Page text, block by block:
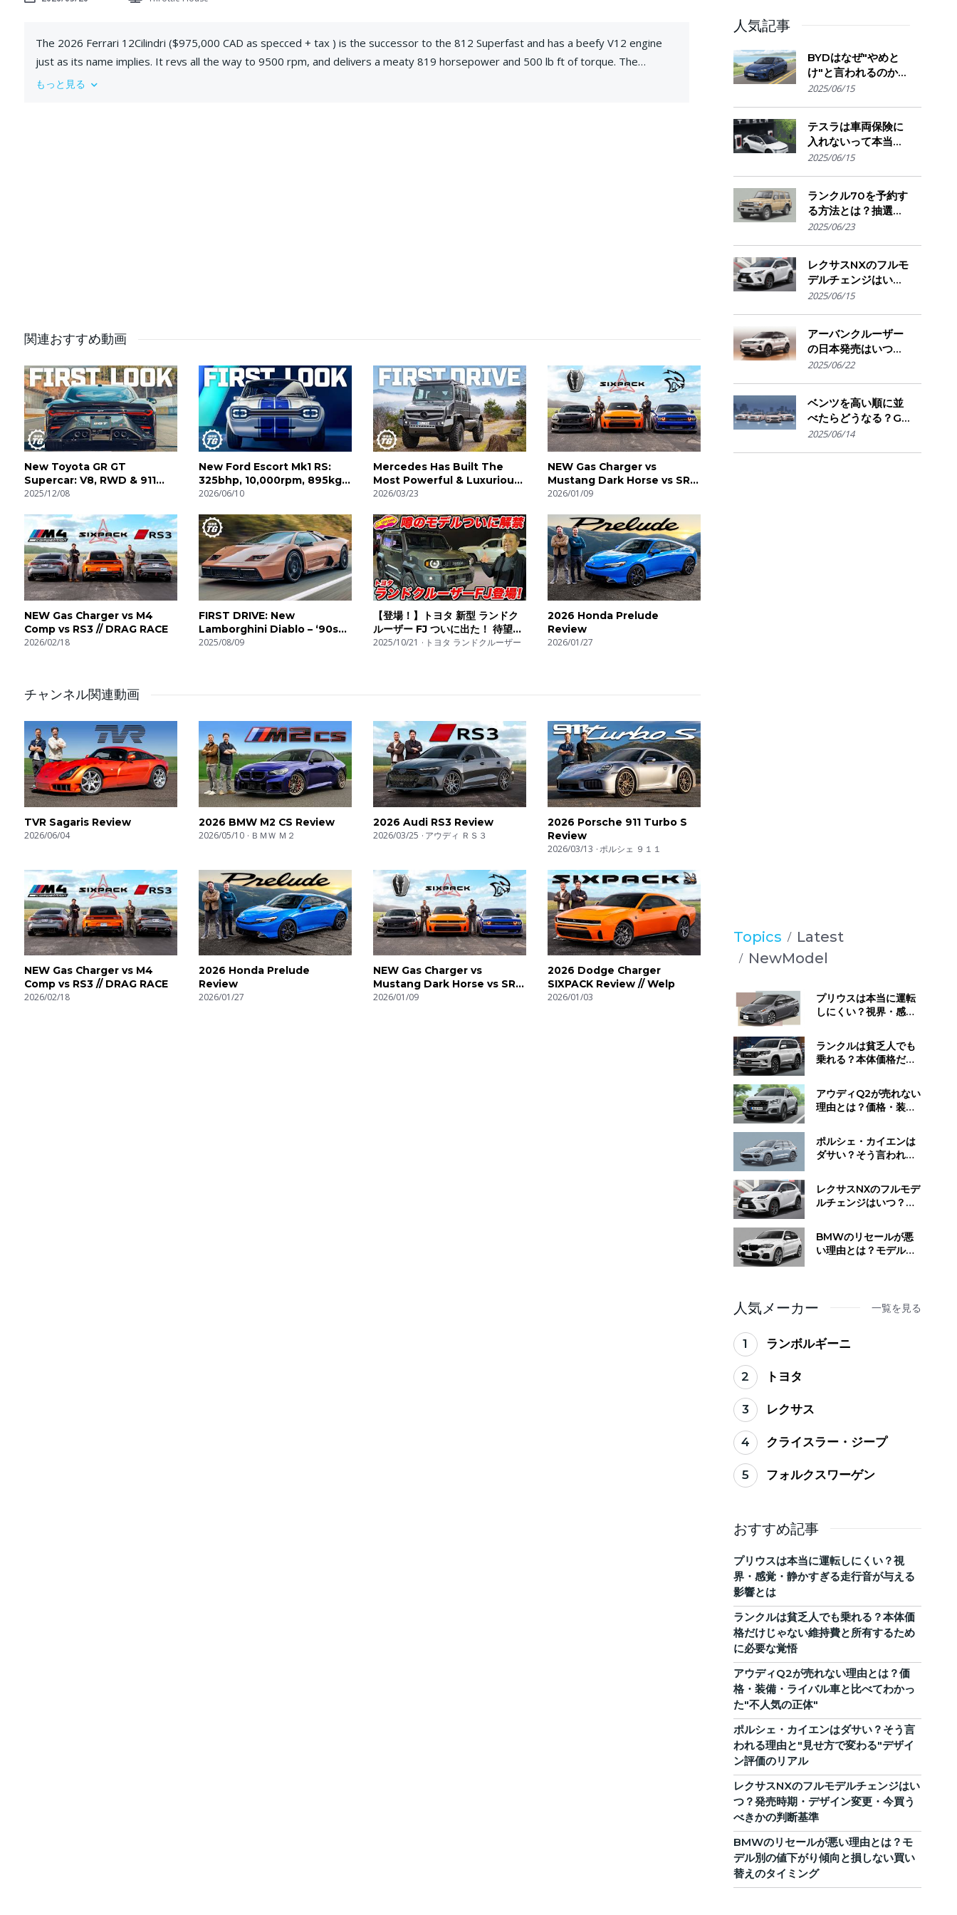
The 2026 Ferrari 12Cilindri ($975,000 CAD as specced + tax ) is the successor to the 812 Superfast and has a beefy V12 engine
just as its name implies. It revs all the way to 9500 rpm, and delivers a meaty 819 horsepower and 500 lb ft of torque. The
12Cilindri also offers a new exterior and interior design that seems to have some people divided. But how does it drive? And at
EXTRA THROTTLE HOUSE!
Throttle House Merch!
https://www.thethrottlehouse.com/merchandise/
Instagram!
https://www.instagram.com/thethrottlehouse/
#Ferrari #12Cilindri #V1
もっと見る
関連おすすめ動画
New Toyota GR GT
Supercar: V8, RWD & 911
GT3 Money! | 4K
2025/12/08
New Ford Escort Mk1 RS:
325bhp, 10,000rpm, 895kg! |
4K
2026/06/10
Mercedes Has Built The
Most Powerful & Luxurious
Unimog Ever! | 4K
2026/03/23
NEW Gas Charger vs
Mustang Dark Horse vs SRT
Hellcat // DRAG RACE
2026/01/09
NEW Gas Charger vs M4
Comp vs RS3 // DRAG RACE
2026/02/18
FIRST DRIVE: New
Lamborghini Diablo – ‘90s
Icon Reborn!
2025/08/09
【登場！】トヨタ 新型 ランドク
ルーザー FJ ついに出た！ 待望の
末っ子は オフも本格派！
2025/10/21 トヨタ ランドクルーザー
2026 Honda Prelude
Review
2026/01/27
チャンネル関連動画
TVR Sagaris Review
2026/06/04
2026 BMW M2 CS Review
2026/05/10 ＢＭＷ Ｍ２
2026 Audi RS3 Review
2026/03/25 アウディ ＲＳ３
2026 Porsche 911 Turbo S
Review
2026/03/13 ポルシェ ９１１
NEW Gas Charger vs M4
Comp vs RS3 // DRAG RACE
2026/02/18
2026 Honda Prelude
Review
2026/01/27
NEW Gas Charger vs
Mustang Dark Horse vs SRT
Hellcat // DRAG RACE
2026/01/09
2026 Dodge Charger
SIXPACK Review // Welp
2026/01/03
人気記事
BYDはなぜ"やめと
け"と言われるのか？
購入を迷う人が気に
解説
2025/06/15
テスラは車両保険に
入れないって本当？
保険会社の対応とオ
2025/06/15
ランクル70を予約す
る方法とは？抽選方
式・販売店選び・購
2025/06/23
レクサスNXのフルモ
デルチェンジはい
つ？発売時期・デザ
2025/06/15
アーバンクルーザー
の日本発売はいつ？
国内導入の可能性と
2025/06/22
ベンツを高い順に並
べたらどうなる？G
クラスからSマイバ
2025/06/14
Topics
Latest
NewModel
プリウスは本当に運転
しにくい？視界・感
が与える影響とは
ランクルは貧乏人でも
乗れる？本体価格だけ
するために必要な覚悟
アウディQ2が売れない
理由とは？価格・装
てわかった"不人気の正
体"
ポルシェ・カイエンは
ダサい？そう言われる
る"デザイン評価のリア
ル
レクサスNXのフルモデ
ルチェンジはいつ？発
更・今買うべきかの判
断基準
BMWのリセールが悪
い理由とは？モデル別
人気メーカー 一覧を見る
1 ランボルギーニ
2 トヨタ
3 レクサス
4 クライスラー・ジープ
5 フォルクスワーゲン
おすすめ記事
プリウスは本当に運転しにくい？視
界・感覚・静かすぎる走行音が与える
影響とは
ランクルは貧乏人でも乗れる？本体価
格だけじゃない維持費と所有するため
に必要な覚悟
アウディQ2が売れない理由とは？価
格・装備・ライバル車と比べてわかっ
た"不人気の正体"
ポルシェ・カイエンはダサい？そう言
われる理由と"見せ方で変わる"デザイ
ン評価のリアル
レクサスNXのフルモデルチェンジはい
つ？発売時期・デザイン変更・今買う
べきかの判断基準
BMWのリセールが悪い理由とは？モ
デル別の値下がり傾向と損しない買い
替えのタイミング